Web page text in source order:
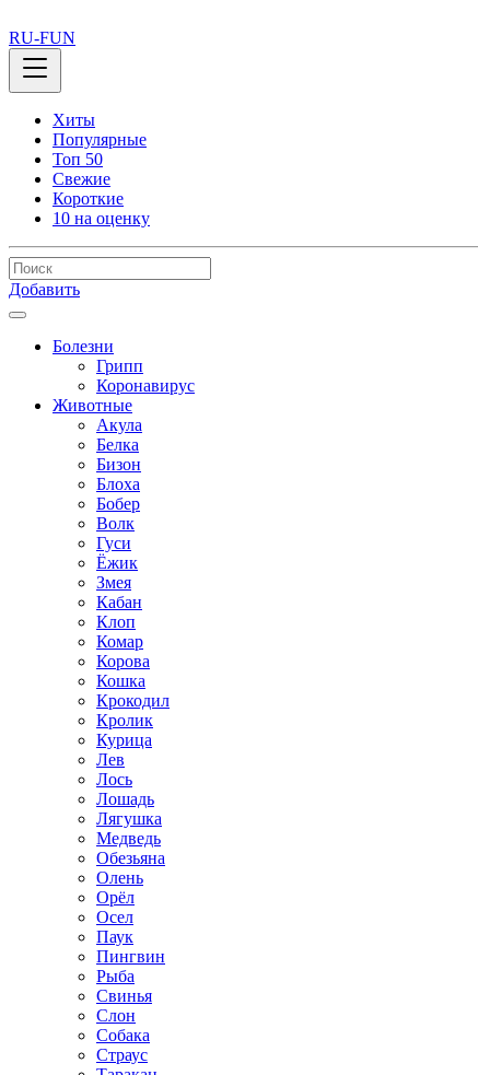
RU-FUN
Хиты
Популярные
Топ 50
Свежие
Короткие
10 на оценку
Добавить
Болезни
Грипп
Коронавирус
Животные
Акула
Белка
Бизон
Блоха
Бобер
Волк
Гуси
Ёжик
Змея
Кабан
Клоп
Комар
Корова
Кошка
Крокодил
Кролик
Курица
Лев
Лось
Лошадь
Лягушка
Медведь
Обезьяна
Олень
Орёл
Осел
Паук
Пингвин
Рыба
Свинья
Слон
Собака
Страус